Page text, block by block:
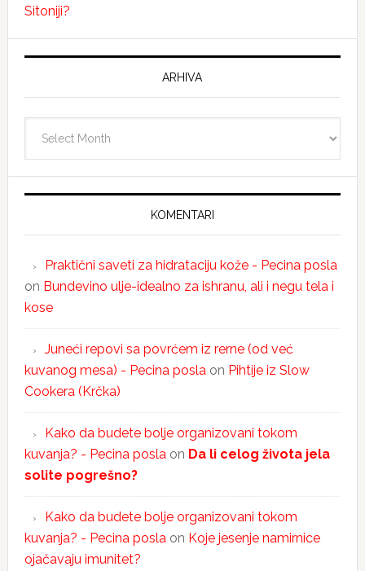
Sitoniji?
ARHIVA
KOMENTARI
Praktični saveti za hidrataciju kože - Pecina posla
on Bundevino ulje-idealno za ishranu, ali i negu tela i
kose
Juneći repovi sa povrćem iz rerne (od već
kuvanog mesa) - Pecina poslaon Pihtije iz Slow
Cookera (Krčka)
Kako da budete bolje organizovani tokom
kuvanja? - Pecina poslaon Da li celog života jela
solite pogrešno?
Kako da budete bolje organizovani tokom
kuvanja? - Pecina poslaon Koje jesenje namirnice
ojačavaju imunitet?